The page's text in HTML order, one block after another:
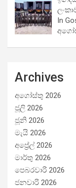
In
Archives
අගෝස්තු 2026
ජූලි 2026
ජූනි 2026
මැයි 2026
අප්‍රේල් 2026
මාර්තු 2026
පෙබරවාරි 2026
ජනවාරි 2026